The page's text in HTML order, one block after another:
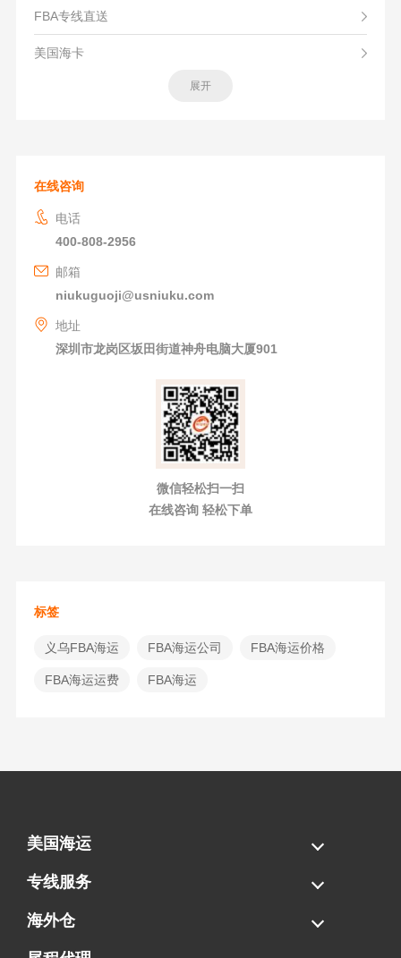
FBA专线直送
美国海卡
展开
在线咨询
电话
400-808-2956
邮箱
niukuguoji@usniuku.com
地址
深圳市龙岗区坂田街道神舟电脑大厦901
微信轻松扫一扫
在线咨询 轻松下单
标签
义乌FBA海运 FBA海运公司 FBA海运价格
FBA海运运费 ​FBA海运
美国海运
海运拼柜
海运整柜
美国海卡
加拿大海运
专线服务
FBA专线直送
超大件专线
AWD专线
电池专线
海外仓
一件代发
FBA中转
贴标换标
拆柜/存储